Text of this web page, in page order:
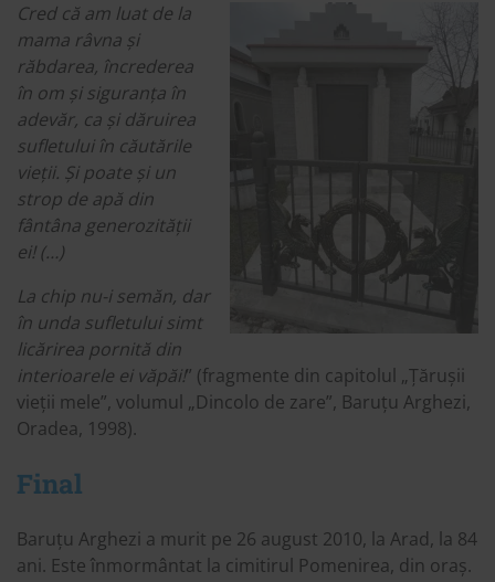
Cred că am luat de la
mama râvna și
răbdarea, încrederea
în om și siguranța în
adevăr, ca și dăruirea
sufletului în căutările
vieții. Și poate și un
strop de apă din
fântâna generozității
ei! (…)
La chip nu-i semăn, dar
în unda sufletului simt
licărirea pornită din
interioarele ei văpăi!” (fragmente din capitolul „Țărușii
vieții mele”, volumul „Dincolo de zare”, Baruțu Arghezi,
Oradea, 1998).
Final
Baruțu Arghezi a murit pe 26 august 2010, la Arad, la 84
ani. Este înmormântat la cimitirul Pomenirea, din oraș.